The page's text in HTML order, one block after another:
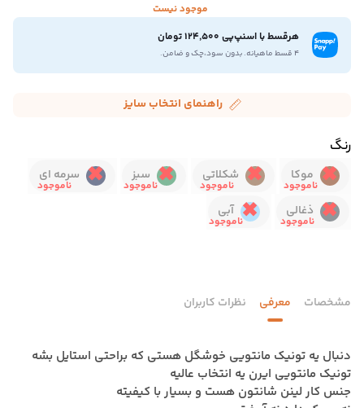
موجود نیست
هرقسط با اسنپ‌پی 124,500 تومان
۴ قسط ماهیانه. بدون سود،چک و ضامن.
راهنمای انتخاب سایز
رنگ
موکا شکلاتی سبز
سرمه ای
ذغالی
آبی
مشخصات معرفی نظرات کاربران
دنبال یه تونیک مانتویی خوشگل هستی که براحتی استایل بشه
تونیک مانتویی ایرن یه انتخاب عالیه
جنس کار لینن شانتون هست و بسیار با کیفیته